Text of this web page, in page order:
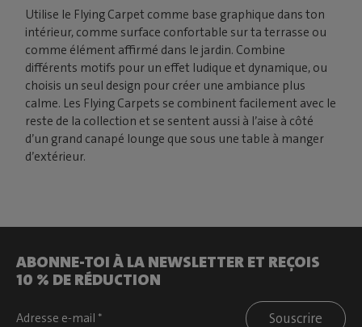
Utilise le Flying Carpet comme base graphique dans ton
intérieur, comme surface confortable sur ta terrasse ou
comme élément affirmé dans le jardin. Combine
différents motifs pour un effet ludique et dynamique, ou
choisis un seul design pour créer une ambiance plus
calme. Les Flying Carpets se combinent facilement avec le
reste de la collection et se sentent aussi à l’aise à côté
d’un grand canapé lounge que sous une table à manger
d’extérieur.
ABONNE-TOI À LA NEWSLETTER ET REÇOIS
10 % DE RÉDUCTION
Souscrire